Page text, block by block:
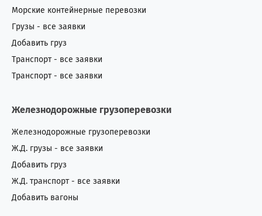
Морские контейнерные перевозки
Грузы - все заявки
Добавить груз
Транспорт - все заявки
Транспорт - все заявки
Железнодорожные грузоперевозки
Железнодорожные грузоперевозки
Ж.Д. грузы - все заявки
Добавить груз
Ж.Д. транспорт - все заявки
Добавить вагоны